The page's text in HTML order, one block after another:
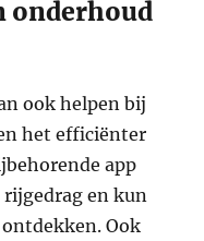
onderhoud
ook helpen bij
het efficiënter
app
en kun
Ook